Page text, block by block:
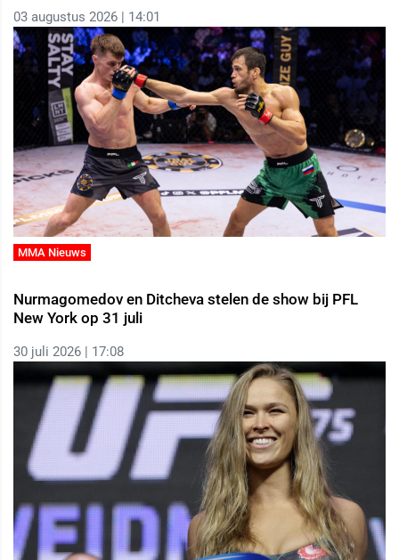
03 augustus 2026 | 14:01
MMA Nieuws
Nurmagomedov en Ditcheva stelen de show bij PFL
New York op 31 juli
30 juli 2026 | 17:08